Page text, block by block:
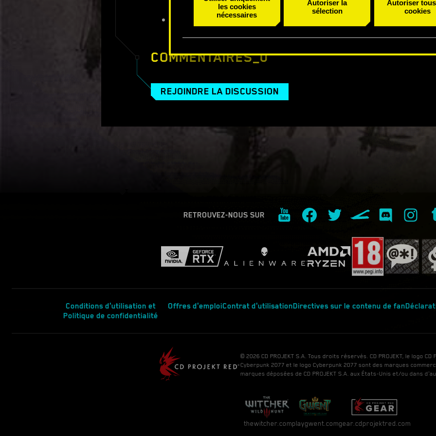
les cookies
nécessaires
Autoriser la
sélection
Autoriser
cookies
Multithreading (SMT) vers cet onglet.
Autres corrections de stabilité et visuelles.
COMMENTAIRES_0
REJOINDRE LA DISCUSSION
RETROUVEZ-NOUS SUR
Conditions d'utilisation et
Politique de confidentialité
Offres d'emploiContrat d'utilisationDirectives sur le contenu de fan
© 2026 CD PROJEKT S.A. Tous droits réservés. CD PROJEKT, le logo CD
Cyberpunk 2077 et le logo Cyberpunk 2077 sont des marques
marques déposées de CD PROJEKT S.A. aux États-Unis et/ou dans
thewitcher.complaygwent.comgear.cdprojektred.com